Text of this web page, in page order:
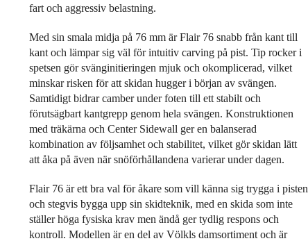
fart och aggressiv belastning.
Med sin smala midja på 76 mm är Flair 76 snabb från kant till
kant och lämpar sig väl för intuitiv carving på pist. Tip rocker i
spetsen gör svänginitieringen mjuk och okomplicerad, vilket
minskar risken för att skidan hugger i början av svängen.
Samtidigt bidrar camber under foten till ett stabilt och
förutsägbart kantgrepp genom hela svängen. Konstruktionen
med trä­kärna och Center Sidewall ger en balanserad
kombination av följsamhet och stabilitet, vilket gör skidan lätt
att åka på även när snöförhållandena varierar under dagen.
Flair 76 är ett bra val för åkare som vill känna sig trygga i pisten
och stegvis bygga upp sin skidteknik, med en skida som inte
ställer höga fysiska krav men ändå ger tydlig respons och
kontroll. Modellen är en del av Völkls damsortiment och är